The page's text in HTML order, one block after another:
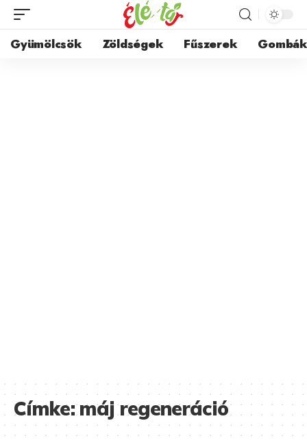
Gyümölcsök Zöldségek Fűszerek Gombák
Címke:máj regeneráció